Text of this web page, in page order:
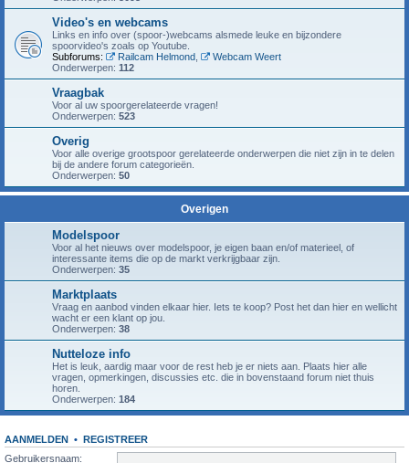
Video's en webcams
Links en info over (spoor-)webcams alsmede leuke en bijzondere
spoorvideo's zoals op Youtube.
Subforums:
Railcam Helmond,
Webcam Weert
Onderwerpen: 112
Vraagbak
Voor al uw spoorgerelateerde vragen!
Onderwerpen: 523
Overig
Voor alle overige grootspoor gerelateerde onderwerpen die niet zijn in te delen
bij de andere forum categorieën.
Onderwerpen: 50
Overigen
Modelspoor
Voor al het nieuws over modelspoor, je eigen baan en/of materieel, of
interessante items die op de markt verkrijgbaar zijn.
Onderwerpen: 35
Marktplaats
Vraag en aanbod vinden elkaar hier. Iets te koop? Post het dan hier en wellicht
wacht er een klant op jou.
Onderwerpen: 38
Nutteloze info
Het is leuk, aardig maar voor de rest heb je er niets aan. Plaats hier alle
vragen, opmerkingen, discussies etc. die in bovenstaand forum niet thuis
horen.
Onderwerpen: 184
AANMELDEN • REGISTREER
Gebruikersnaam: